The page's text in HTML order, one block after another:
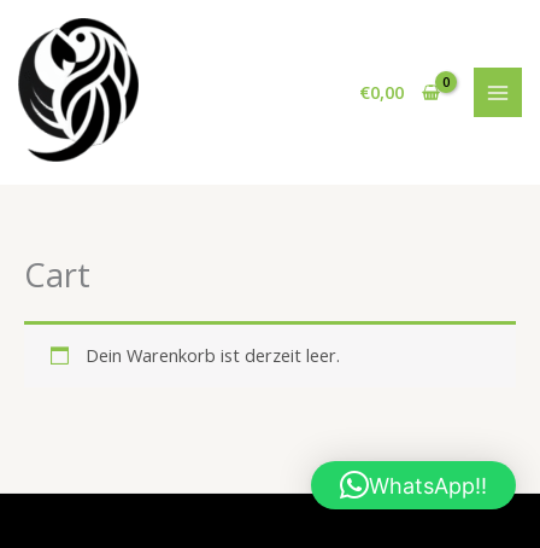
Inhalt
springen
€0,00
Cart
Dein Warenkorb ist derzeit leer.
WhatsApp!!